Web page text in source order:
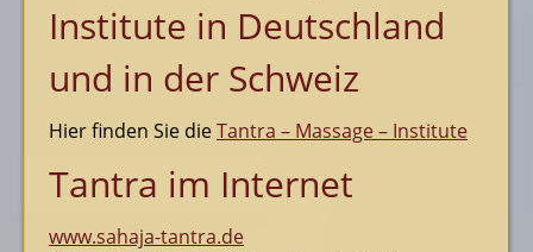
Institute in Deutschland
und in der Schweiz
Hier finden Sie dieTantra – Massage – Institute
Tantra im Internet
www.sahaja-tantra.de